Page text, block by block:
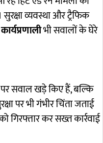
व्यवस्था और ट्रैफिक
भी सवालों के घेरे
सवाल खड़े किए हैं, बल्कि
पर भी गंभीर चिंता जताई
कर सख्त कार्रवाई